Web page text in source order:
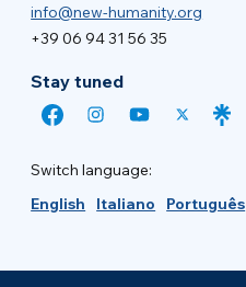
info@new-humanity.org
+39 06 94 31 56 35
Stay tuned
Switch language:
English
Italiano Português